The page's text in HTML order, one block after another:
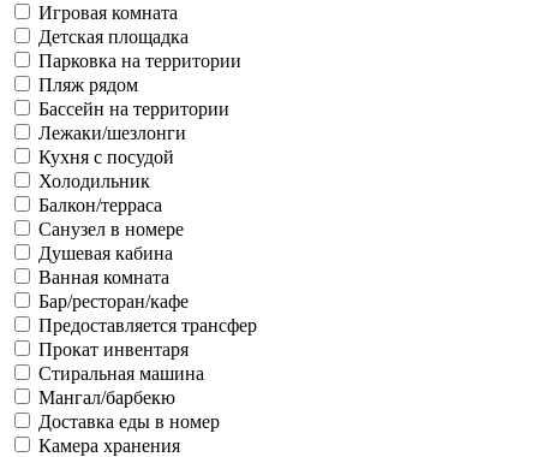
Игровая комната
Детская площадка
Парковка на территории
Пляж рядом
Бассейн на территории
Лежаки/шезлонги
Кухня с посудой
Холодильник
Балкон/терраса
Санузел в номере
Душевая кабина
Ванная комната
Бар/ресторан/кафе
Предоставляется трансфер
Прокат инвентаря
Стиральная машина
Мангал/барбекю
Доставка еды в номер
Камера хранения